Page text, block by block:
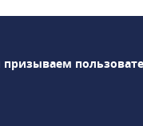
Skyra 3 Тл,